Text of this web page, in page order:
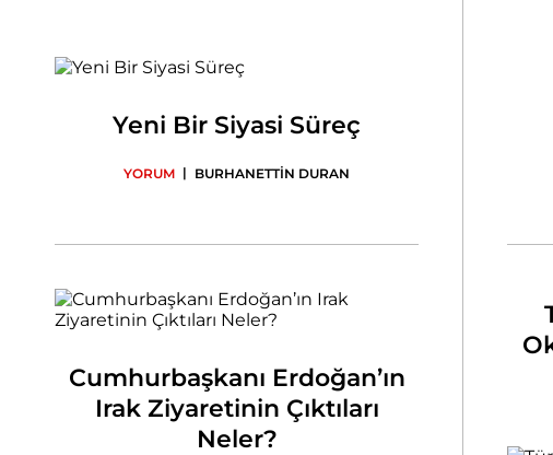
Yeni Bir Siyasi Süreç
YORUM | BURHANETTİN DURAN
Cumhurbaşkanı Erdoğan’ın
Irak Ziyaretinin Çıktıları
Neler?